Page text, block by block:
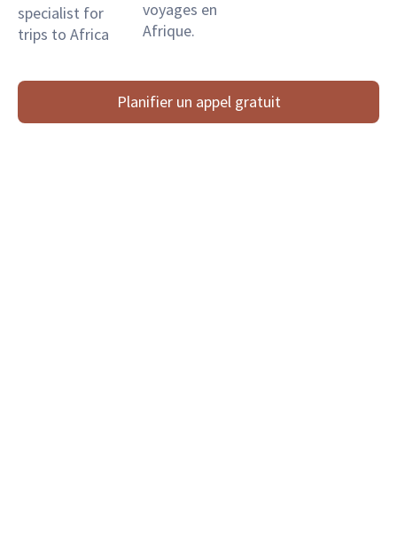
specialist for
trips to Africa
voyages en
Afrique.
Planifier un appel gratuit